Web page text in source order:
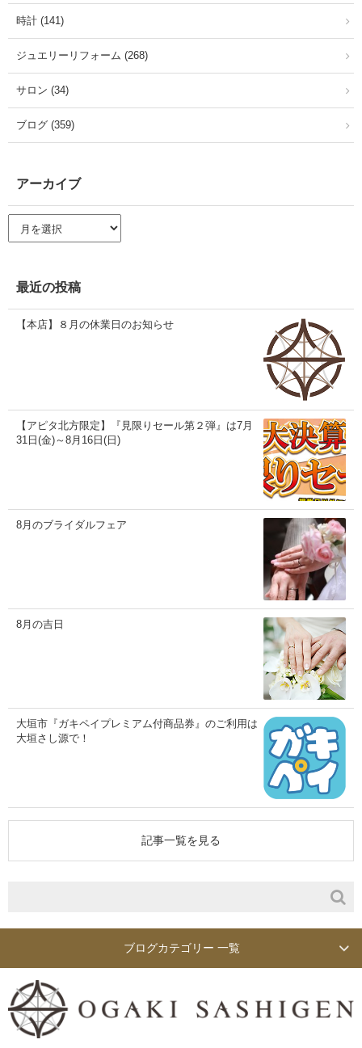
時計 (141)
ジュエリーリフォーム (268)
サロン (34)
ブログ (359)
アーカイブ
ー
ブ
最近の投稿
【本店】８月の休業日のお知らせ
【アピタ北方限定】『見限りセール第２弾』は7月
31日(金)～8月16日(日)
8月のブライダルフェア
8月の吉日
大垣市『ガキペイプレミアム付商品券』のご利用は
大垣さし源で！
記事一覧を見る
ブログカテゴリー 一覧